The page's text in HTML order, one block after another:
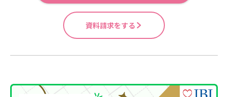
資料請求をする